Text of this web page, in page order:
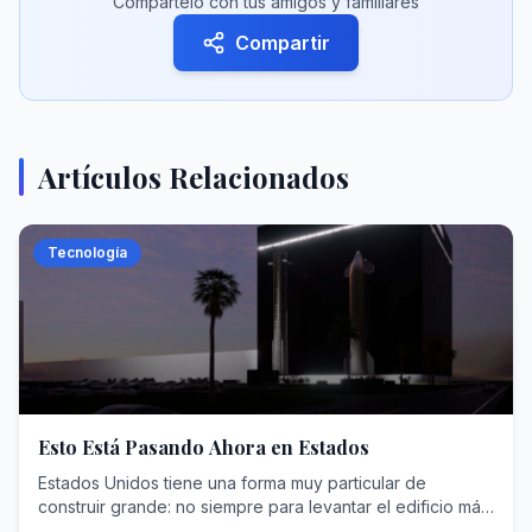
Compartir
Artículos Relacionados
Tecnología
Esto Está Pasando Ahora en Estados
Estados Unidos tiene una forma muy particular de
construir grande: no siempre para levantar el edificio más